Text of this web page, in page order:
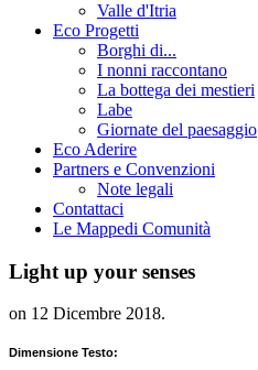
Valle d'Itria
Eco Progetti
Borghi di...
I nonni raccontano
La bottega dei mestieri
Labe
Giornate del paesaggio
Eco Aderire
Partners e Convenzioni
Note legali
Contattaci
Le Mappedi Comunità
Light up your senses
on 12 Dicembre 2018.
Dimensione Testo: